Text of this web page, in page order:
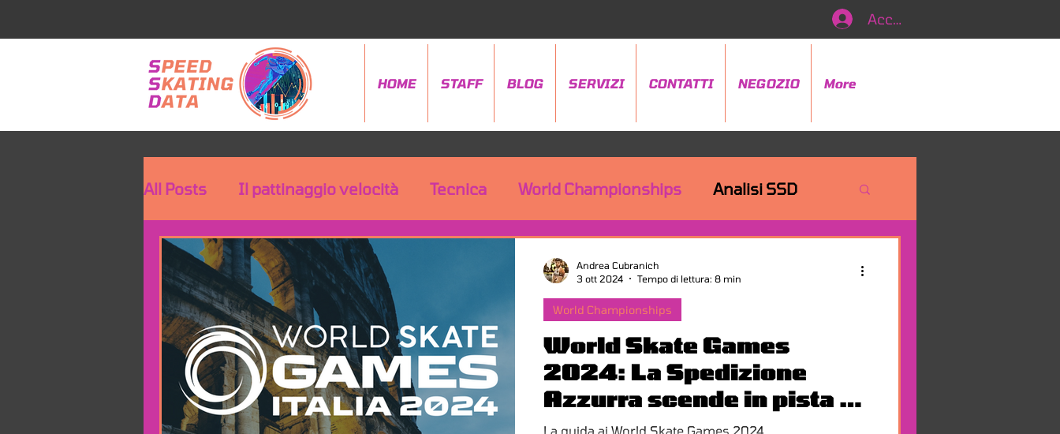
Accedi
HOME STAFF BLOG SERVIZI CONTATTI NEGOZIO More
All Posts Il pattinaggio velocità Tecnica World Championships Analisi SSD
Speed Skating Stories
World Skate Games
2024: La Spedizione
Azzurra scende in pista a
Pescara!
La guida ai World Skate Games 2024.
World Championships
Andrea Cubranich
3 ott 2024
Tempo di lettura: 8 min